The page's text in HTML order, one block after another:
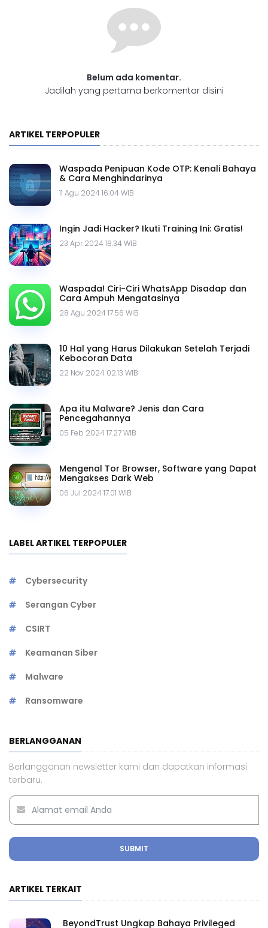
Belum ada komentar.
Jadilah yang pertama berkomentar disini
ARTIKEL TERPOPULER
Waspada Penipuan Kode OTP: Kenali Bahaya
& Cara Menghindarinya
11 Agu 2024 16.04 WIB
Ingin Jadi Hacker? Ikuti Training Ini: Gratis!
23 Apr 2024 18.34 WIB
Waspada! Ciri-Ciri WhatsApp Disadap dan
Cara Ampuh Mengatasinya
28 Agu 2024 17.56 WIB
10 Hal yang Harus Dilakukan Setelah Terjadi
Kebocoran Data
22 Nov 2024 02.13 WIB
Apa itu Malware? Jenis dan Cara
Pencegahannya
05 Feb 2024 17.27 WIB
Mengenal Tor Browser, Software yang Dapat
Mengakses Dark Web
06 Jul 2024 17.01 WIB
LABEL ARTIKEL TERPOPULER
Cybersecurity
Serangan Cyber
CSIRT
Keamanan Siber
Malware
Ransomware
BERLANGGANAN
Berlangganan newsletter kami dan dapatkan informasi
terbaru.
SUBMIT
ARTIKEL TERKAIT
BeyondTrust Ungkap Bahaya Privileged